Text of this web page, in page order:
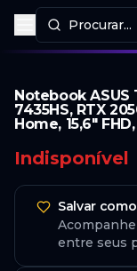
Procurar...
Procurar
Notebook ASUS
7435HS, RTX
Home, 15,6"
Indisponível
Salvar
entre seus